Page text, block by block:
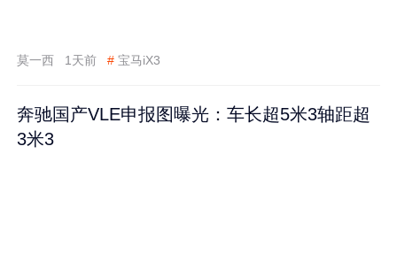
莫一西 1天前 # 宝马iX3
奔驰国产VLE申报图曝光：车长超5米3轴距超
3米3